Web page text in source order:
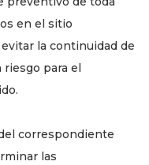
en el sitio
la continuidad de
para el
correspondiente
las